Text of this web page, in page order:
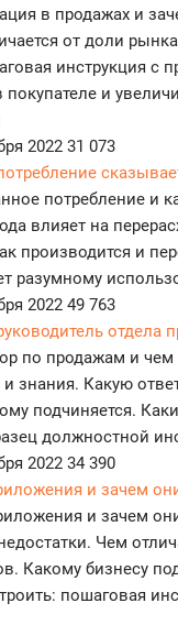
в продажах и
от доли
инструкция с
и
2022 31 073
потребление и
влияет на
производится и
разумному
2022 49 763
отдела
по продажам и чем
знания. Какую
подчиняется.
должностной
2022 34 390
и зачем
и зачем
Чем
Какому бизнесу
пошаговая